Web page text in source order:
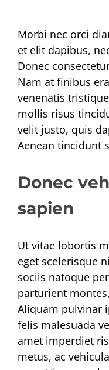
Morbi nec orci
et elit dapibus,
Donec
Nam at finibus
venenatis
mollis risus
velit justo, quis
Aenean tincidunt
Donec
sapien
Ut vitae lobortis
eget scelerisque
sociis natoque
parturient
Aliquam pulvinar
felis malesuada
amet imperdiet
metus, ac